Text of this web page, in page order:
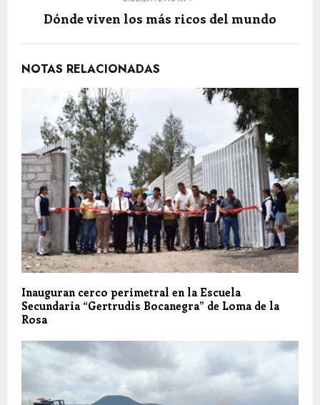
Dónde viven los más ricos del mundo
NOTAS RELACIONADAS
Inauguran cerco perimetral en la Escuela
Secundaria “Gertrudis Bocanegra” de Loma de la
Rosa